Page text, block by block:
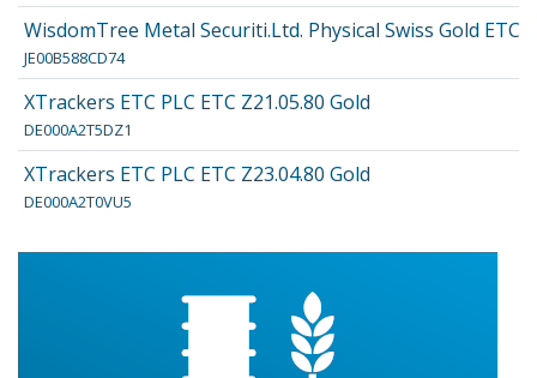
WisdomTree Metal Securiti.Ltd. Physical Swiss Gold
JE00B588CD74
XTrackers ETC PLC ETC Z21.05.80 Gold
DE000A2T5DZ1
XTrackers ETC PLC ETC Z23.04.80 Gold
DE000A2T0VU5